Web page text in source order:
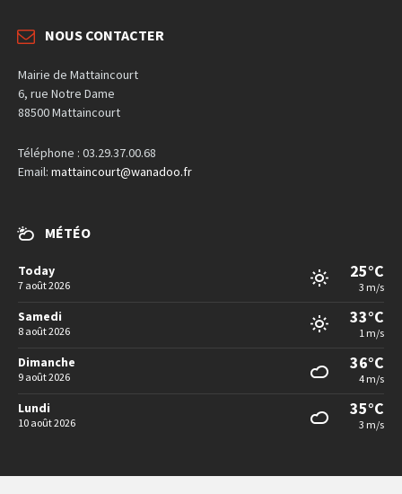
NOUS CONTACTER
Mairie de Mattaincourt
6, rue Notre Dame
88500 Mattaincourt
Téléphone : 03.29.37.00.68
Email: mattaincourt@wanadoo.fr
MÉTÉO
Today
7 août 2026
25°C
3 m/s
Samedi
8 août 2026
33°C
1 m/s
Dimanche
9 août 2026
36°C
4 m/s
Lundi
10 août 2026
35°C
3 m/s